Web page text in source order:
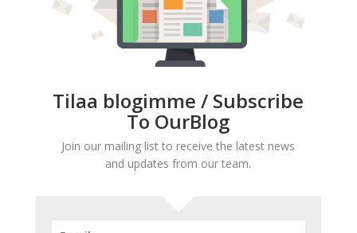
Tilaa blogimme / Subscribe
To OurBlog
Join our mailing list to receive the latest news
and updates from our team.